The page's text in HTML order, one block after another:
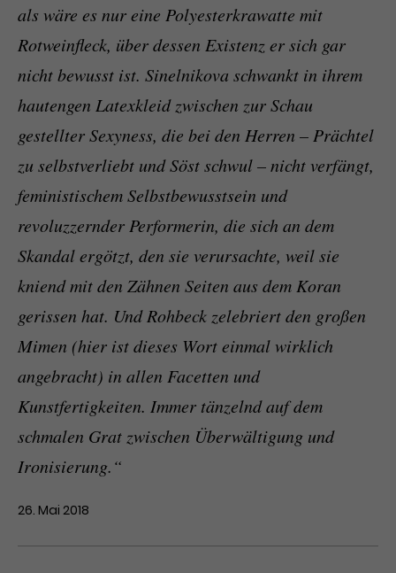
als wäre es nur eine Polyesterkrawatte mit
Rotweinfleck, über dessen Existenz er sich gar
nicht bewusst ist. Sinelnikova schwankt in ihrem
hautengen Latexkleid zwischen zur Schau
gestellter Sexyness, die bei den Herren – Prächtel
zu selbstverliebt und Söst schwul – nicht verfängt,
feministischem Selbstbewusstsein und
revoluzzernder Performerin, die sich an dem
Skandal ergötzt, den sie verursachte, weil sie
kniend mit den Zähnen Seiten aus dem Koran
gerissen hat. Und Rohbeck zelebriert den großen
Mimen (hier ist dieses Wort einmal wirklich
angebracht) in allen Facetten und
Kunstfertigkeiten. Immer tänzelnd auf dem
schmalen Grat zwischen Überwältigung und
Ironisierung.“
26. Mai 2018